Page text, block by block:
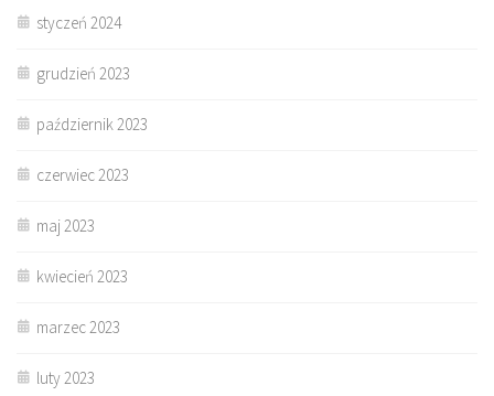
styczeń 2024
grudzień 2023
październik 2023
czerwiec 2023
maj 2023
kwiecień 2023
marzec 2023
luty 2023